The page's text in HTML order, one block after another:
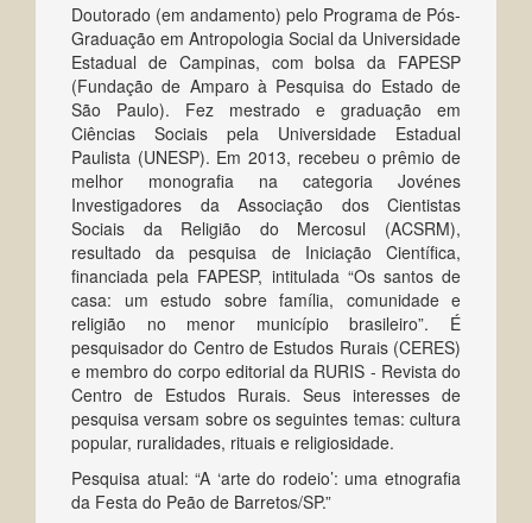
Doutorado (em andamento) pelo Programa de Pós-
Graduação em Antropologia Social da Universidade
Estadual de Campinas, com bolsa da FAPESP
(Fundação de Amparo à Pesquisa do Estado de
São Paulo). Fez mestrado e graduação em
Ciências Sociais pela Universidade Estadual
Paulista (UNESP). Em 2013, recebeu o prêmio de
melhor monografia na categoria Jovénes
Investigadores da Associação dos Cientistas
Sociais da Religião do Mercosul (ACSRM),
resultado da pesquisa de Iniciação Científica,
financiada pela FAPESP, intitulada “Os santos de
casa: um estudo sobre família, comunidade e
religião no menor município brasileiro”. É
pesquisador do Centro de Estudos Rurais (CERES)
e membro do corpo editorial da RURIS - Revista do
Centro de Estudos Rurais. Seus interesses de
pesquisa versam sobre os seguintes temas: cultura
popular, ruralidades, rituais e religiosidade.
Pesquisa atual: “A ‘arte do rodeio’: uma etnografia
da Festa do Peão de Barretos/SP.”